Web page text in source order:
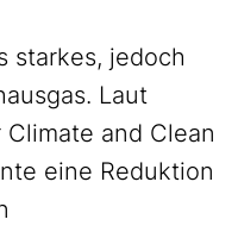
starkes, jedoch
Laut
Climate and Clean
eine Reduktion